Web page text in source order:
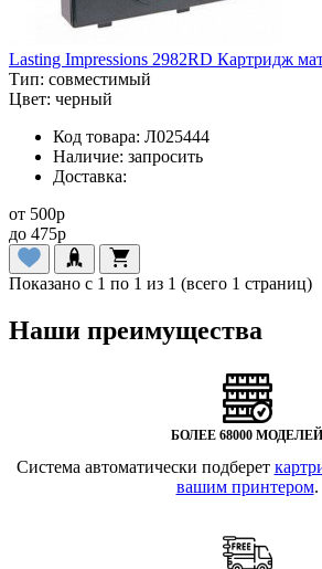
Lasting Impressions 2982RD Картридж
Тип: совместимый
Цвет: черный
Код товара: Л025444
Наличие: запросить
Доставка:
от 500p
до 475p
Показано с 1 по 1 из 1 (всего 1 страниц)
Наши преимущества
БОЛЕЕ 68000 МОДЕЛЕЙ
Система автоматически подберет
вашим принтером.